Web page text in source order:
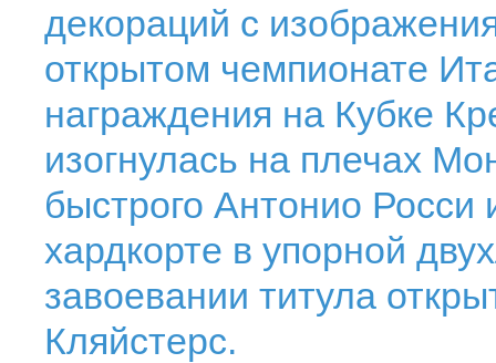
декораций с
открытом чемпионате
награждения на Кубке
изогнулась на плечах
быстрого Антонио
хардкорте в упорной
завоевании титула
Кляйстерс.